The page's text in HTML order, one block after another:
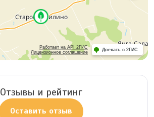
Работает на API 2ГИС
Лицензионное соглашение
Доехать с 2ГИС
Отзывы и рейтинг
Оставить отзыв